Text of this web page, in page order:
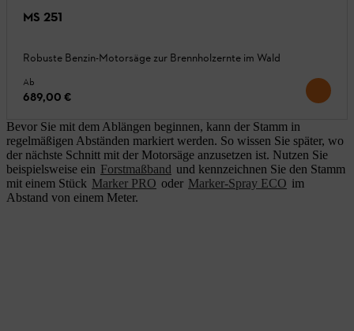
MS 251
Robuste Benzin-Motorsäge zur Brennholzernte im Wald
Ab
689,00 €
Bevor Sie mit dem Ablängen beginnen, kann der Stamm in
regelmäßigen Abständen markiert werden. So wissen Sie später, wo
der nächste Schnitt mit der Motorsäge anzusetzen ist. Nutzen Sie
beispielsweise ein Forstmaßband und kennzeichnen Sie den Stamm
mit einem Stück Marker PRO oder Marker-Spray ECO im
Abstand von einem Meter.